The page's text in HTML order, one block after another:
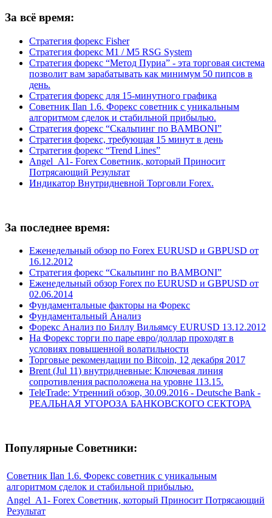
За всё время:
Стратегия форекс Fisher
Стратегия форекс M1 / M5 RSG System
Стратегия форекс “Метод Пуриа” - эта торговая система
позволит вам зарабатывать как минимум 50 пипсов в
день.
Стратегия форекс для 15-минутного графика
Советник Ilan 1.6. Форекс советник с уникальным
алгоритмом сделок и стабильной прибылью.
Стратегия форекс “Скальпинг по BAMBONI”
Стратегия форекс, требующая 15 минут в день
Стратегия форекс “Trend Lines”
Angel_A1- Forex Советник, который Приносит
Потрясающий Результат
Индикатор Внутридневной Торговли Forex.
За последнее время:
Еженедельный обзор по Forex EURUSD и GBPUSD от
16.12.2012
Стратегия форекс “Скальпинг по BAMBONI”
Еженедельный обзор Forex по EURUSD и GBPUSD от
02.06.2014
Фундаментальные факторы на Форекс
Фундаментальный Анализ
Форекс Анализ по Биллу Вильямсу EURUSD 13.12.2012
На Форекс торги по паре евро/доллар проходят в
условиях повышенной волатильности
Торговые рекомендации по Bitcoin, 12 декабря 2017
Brent (Jul 11) внутридневные: Ключевая линия
сопротивления расположена на уровне 113.15.
TeleTrade: Утренний обзор, 30.09.2016 - Deutsche Bank -
РЕАЛЬНАЯ УГОРОЗА БАНКОВСКОГО СЕКТОРА
Популярные Советники:
Советник Ilan 1.6. Форекс советник с уникальным
алгоритмом сделок и стабильной прибылью.
Angel_A1- Forex Советник, который Приносит Потрясающий
Результат